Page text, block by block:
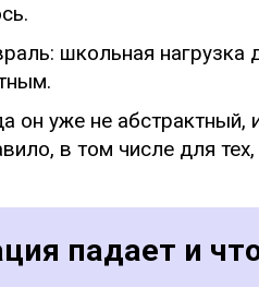
школьная нагрузка
он уже не абстрактный,
в том числе для тех,
падает и